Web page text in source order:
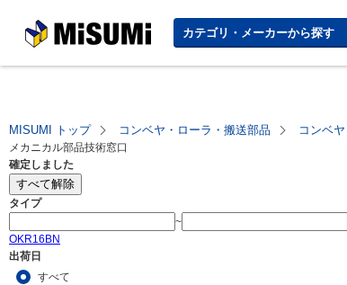
MISUMI | Your Time, Our
Priority
カテゴリ・メーカーから探す
MISUMI トップ コンベヤ・ローラ・搬送部品 コンベヤ
メカニカル部品技術窓口
確定しました
すべて解除
タイプ
~
OKR16BN
出荷日
すべて